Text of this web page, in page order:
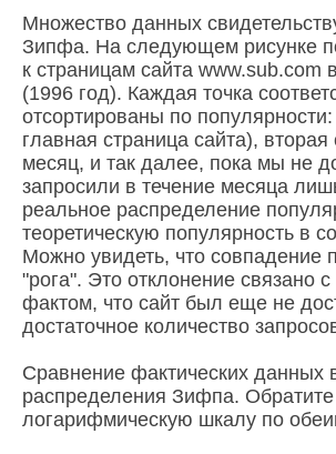
Множество данных
Зипфа. На следующем рисунке
к страницам сайта www.sub.com
(1996 год). Каждая точка
отсортированы по
главная страница сайта),
месяц, и так далее, пока мы не
запросили в течение месяца
реальное распределение
теоретическую популярность в
Можно увидеть, что совпадение
"рога". Это отклонение связано
фактом, что сайт был еще не
достаточное количество
Сравнение фактических данных
распределения Зифпа.
логарифмическую шкалу по